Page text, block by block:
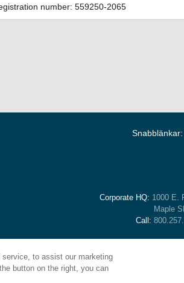
number: 559250-2065
Snabblänkar:
Corporate HQ: 1000 E.
Maple
Call:
to assist our marketing
button on the right, you can